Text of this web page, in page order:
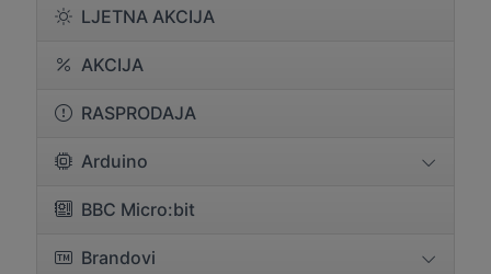
LJETNA AKCIJA
AKCIJA
RASPRODAJA
Arduino
BBC Micro:bit
Brandovi